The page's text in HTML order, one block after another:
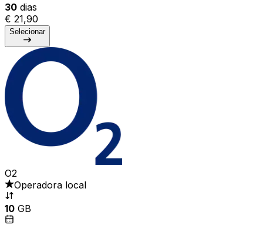
30 dias
€ 21,90
Selecionar
O2
Operadora local
10 GB